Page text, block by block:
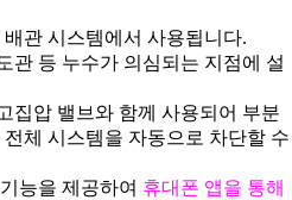
관 시스템에서 사용됩니다.
관 등 누수가 의심되는 지점에 설
집압 밸브와 함께 사용되어 부분
체 시스템을 자동으로 차단할 수
능을 제공하여 휴대폰 앱을 통해